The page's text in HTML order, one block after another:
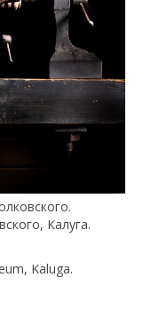
Калуга.
Kaluga.